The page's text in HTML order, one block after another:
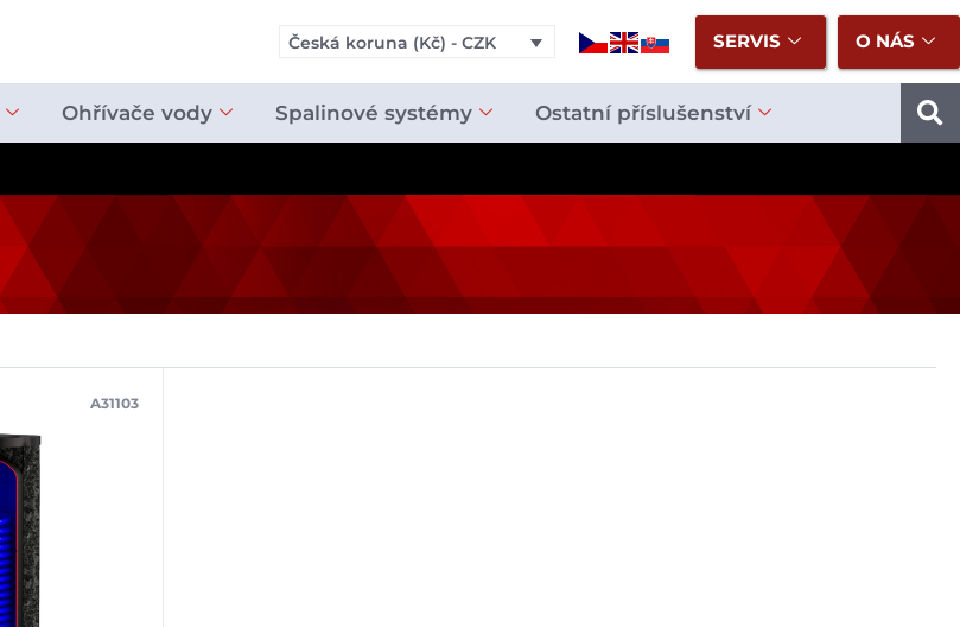
Česká koruna (Kč) - CZK SERVIS O NÁS
Ohřívače vody Spalinové systémy Ostatní příslušenství
A31103